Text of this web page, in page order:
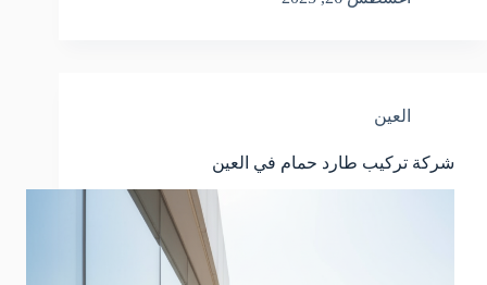
العين
شركة تركيب طارد حمام في العين